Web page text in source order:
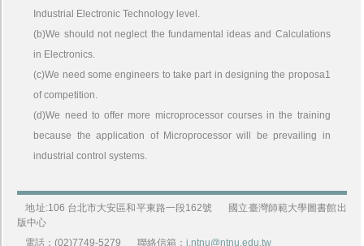
Industrial Electronic Technology level.
(b)We should not neglect the fundamental ideas and Calculations
in Electronics.
(c)We need some engineers to take part in designing the proposa1
of competition.
(d)We need to offer more microprocessor courses in the training
because the application of Microprocessor will be prevailing in
industrial control systems.
地址:106 台北市大安區和平東路一段162號
國立臺灣師範大學圖書館出
版中心
電話：(02)7749-5279
聯絡信箱：j.ntnu@ntnu.edu.tw